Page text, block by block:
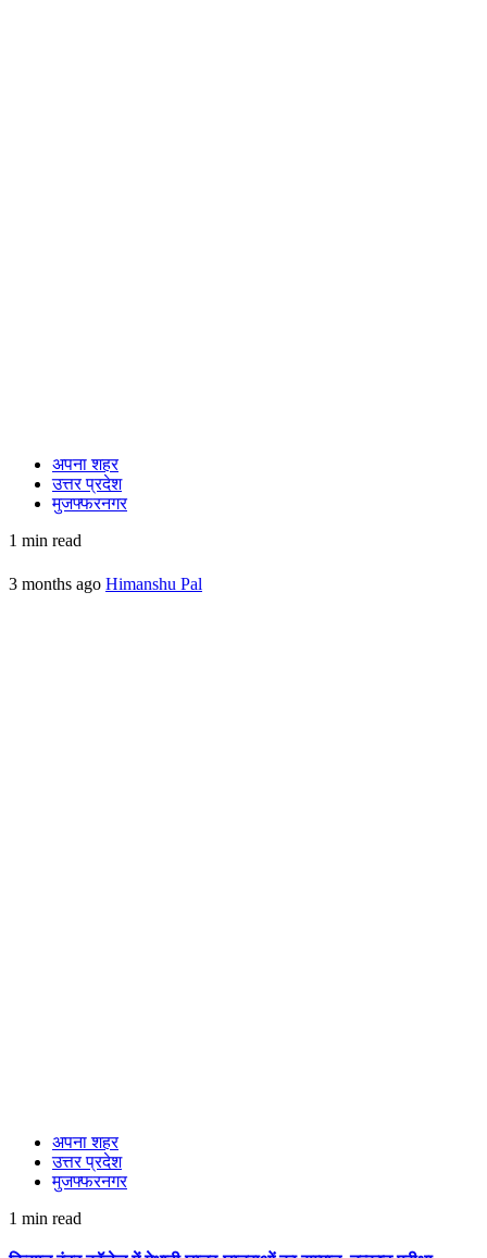
अपना शहर
उत्तर प्रदेश
मुजफ्फरनगर
1 min read
3 months ago Himanshu Pal
अपना शहर
उत्तर प्रदेश
मुजफ्फरनगर
1 min read